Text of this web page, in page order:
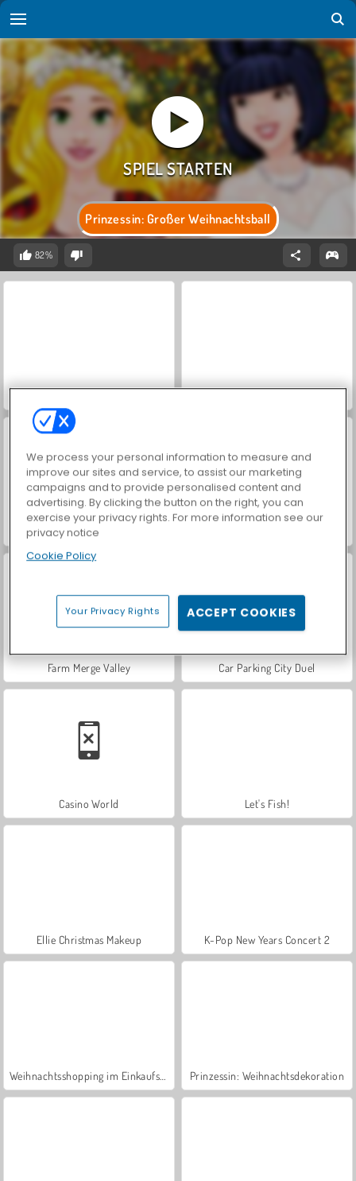
Prinzessin: Großer Weihnachtsball
82%
VegaMix Da Vinci Puzzles
Farm Merge Valley Car Parking City Duel
Casino World Let's Fish!
Ellie Christmas Makeup K-Pop New Years Concert 2
Prinzessin: Weihnachtsdekoration
We process your personal information to measure and
improve our sites and service, to assist our marketing
campaigns and to provide personalised content and
advertising. By clicking the button on the right, you can
exercise your privacy rights. For more information see our
privacy notice
Cookie Policy
Your Privacy Rights ACCEPT COOKIES